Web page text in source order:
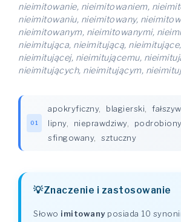
nieimitowanie, nieimitowaniem,
nieimitowaniu, nieimitowany,
nieimitowanym, nieimitowanymi,
nieimitująca, nieimitującą,
nieimitującej, nieimitującemu,
nieimitujących, nieimitującym,
01
apokryficzny, blagierski
lipny, nieprawdziwy, podrobiony
sfingowany, sztuczny
Znaczenie i zastosowanie
Słowo imitowanyposiada 10